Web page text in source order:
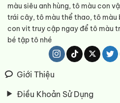
màu siêu anh hùng, tô màu con
trái cây, tô màu thể thao, tô màu
con vit truy cập ngay để tô màu
bé tập tô nhé
Giới Thiệu
Điều Khoản Sử Dụng